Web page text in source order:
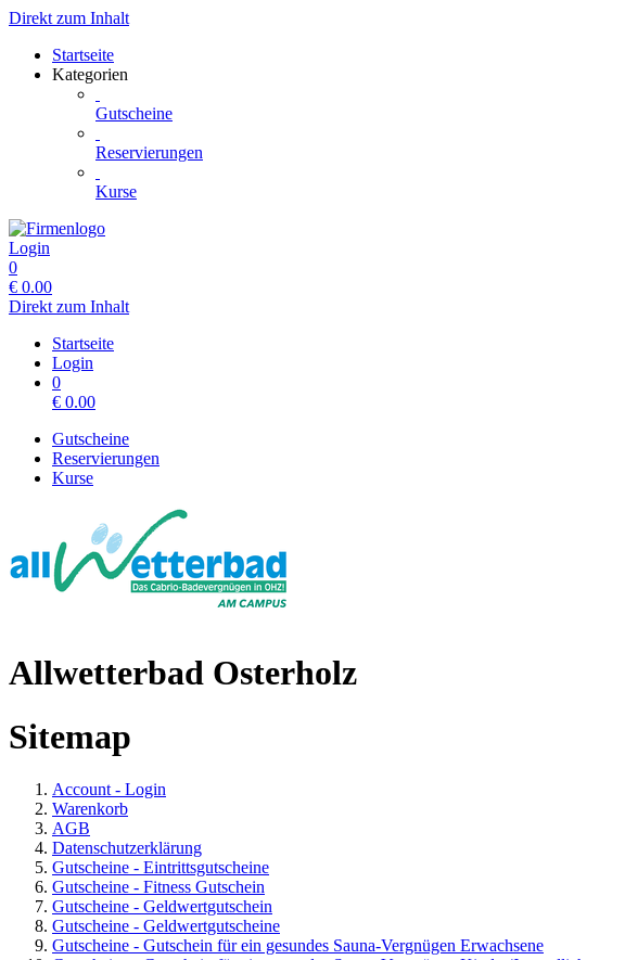
Direkt zum Inhalt
Startseite
Kategorien
Gutscheine
Reservierungen
Kurse
Login
0
€ 0.00
Direkt zum Inhalt
Startseite
Login
0
€ 0.00
Gutscheine
Reservierungen
Kurse
Allwetterbad Osterholz
Sitemap
Account - Login
Warenkorb
AGB
Datenschutzerklärung
Gutscheine - Eintrittsgutscheine
Gutscheine - Fitness Gutschein
Gutscheine - Geldwertgutschein
Gutscheine - Geldwertgutscheine
Gutscheine - Gutschein für ein gesundes Sauna-Vergnügen Erwachsene